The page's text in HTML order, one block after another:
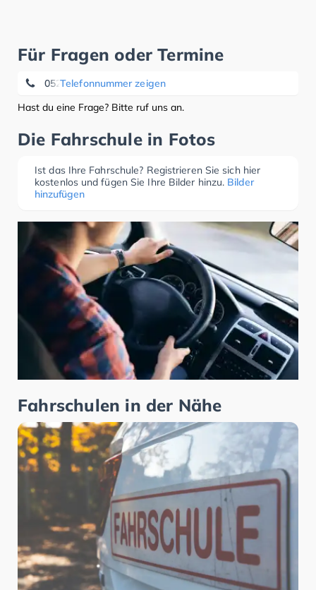
Für Fragen oder Termine
Telefonnummer zeigen
0521 96297474
Hast du eine Frage? Bitte ruf uns an.
Die Fahrschule in Fotos
Ist das Ihre Fahrschule? Registrieren Sie sich hier
kostenlos und fügen Sie Ihre Bilder hinzu. Bilder
hinzufügen
Fahrschulen in der Nähe